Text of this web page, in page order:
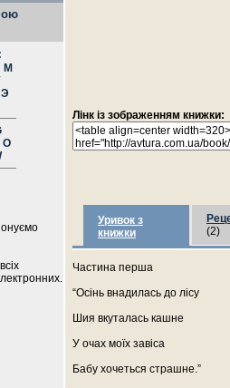
М
Э
O
Лінк із зображенням книжки:
Уривок з
книжки
(2)
Частина перша
“Осінь внадилась до лісу
Шия вкуталась кашне
У очах моїх завіса
Бабу хочеться страшне.”